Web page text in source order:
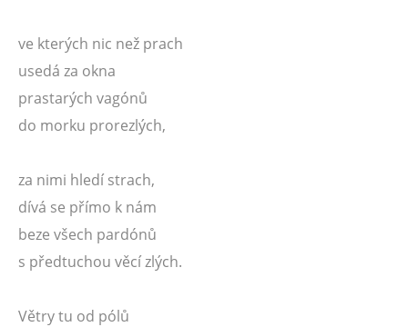
ve kterých nic než prach
usedá za okna
prastarých vagónů
do morku prorezlých,
za nimi hledí strach,
dívá se přímo k nám
beze všech pardónů
s předtuchou věcí zlých.
Větry tu od pólů